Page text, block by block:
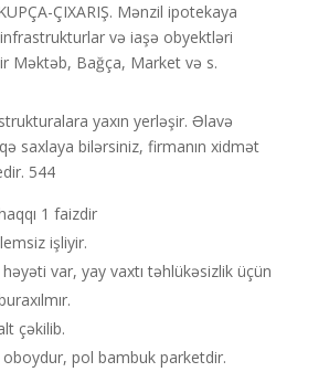
ÇIXARIŞ. Mənzil ipotekaya
infrastrukturlar və iaşə obyektləri
Məktəb, Bağça, Market və s.
yaxın yerləşir. Əlavə
saxlaya bilərsiniz, firmanın xidmət
544
1 faizdir
işliyir.
həyəti var, yay vaxtı təhlükəsizlik üçün
çəkilib.
pol bambuk parketdir.